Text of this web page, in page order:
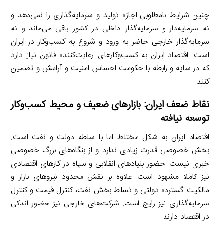
چنین شرایط نامطلوبی اجازه تولید و سرمایه‌گذاری را نمی‌دهد و
نه سرمایه‌دار و سرمایه‌گذار داخلی در کشور باقی می‌ماند و نه
سرمایه‌گذار خارجی حاضر به ورود و شروع به کسب‌وکار در ایران
است. اقتصاد ایران به کسب‌وکارهای رعایت‌کننده قانون نیاز دارد
که در سایه و رابطه با حکومت احساس امنیت و آرامش و تضمین
کنند.
نقاط ضعفایران: بازارهای ضعیف و محیط کسبوکار
توسعه نیافته
اقتصاد ایران به شکل مختلط اما با سلطه دولت و نفت است.
بخش خصوصی قدرت زیادی ندارد و از بنگاه‌های بزرگ خصوصی
خبری نیست. حضور بنیادهای انقلابی و سپاه در کارهای اقتصادی
نیز کاملا مشهود است. علاوه بر نقش محدود نیروهای بازار و
مالکیت گسترده دولتی و تسلط بخش نفت، کنترل‌ قیمت و کنترل
سرمایه‌گذاری نیز رایج است. شرکت‌های خارجی نیز حضور اندکی
در اقتصاد دارند.